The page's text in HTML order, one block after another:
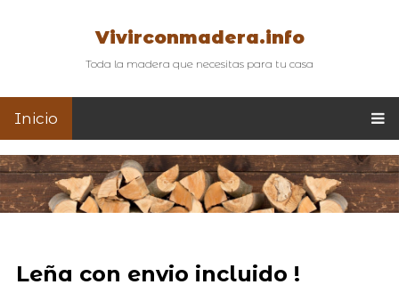
Vivirconmadera.info
Toda la madera que necesitas para tu casa
Inicio
Leña con envio incluido !